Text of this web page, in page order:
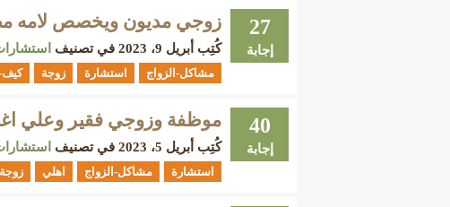
27
إجابة
زوجي مديون ويخصص لامه
كُتِب أبريل 9، 2023 في تصنيف
مشاكل-الزواج استشارة زوجة
40
إجابة
موظفة وزوجي فقير وعلي
كُتِب أبريل 5، 2023 في تصنيف
استشارة مشاكل-الزواج اهلي زوجة